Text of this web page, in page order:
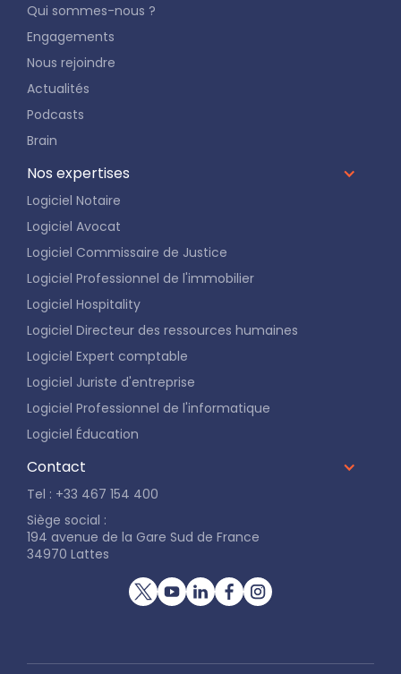
Qui sommes-nous ?
Engagements
Nous rejoindre
Actualités
Podcasts
Brain
Nos expertises
Logiciel Notaire
Logiciel Avocat
Logiciel Commissaire de Justice
Logiciel Professionnel de l'immobilier
Logiciel Hospitality
Logiciel Directeur des ressources humaines
Logiciel Expert comptable
Logiciel Juriste d'entreprise
Logiciel Professionnel de l'informatique
Logiciel Éducation
Contact
Tel : +33 467 154 400
Siège social :
194 avenue de la Gare Sud de France
34970 Lattes